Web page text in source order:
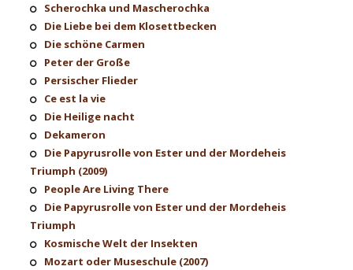
Scherochka und Mascherochka
Die Liebe bei dem Klosettbecken
Die schöne Carmen
Peter der Große
Persischer Flieder
Ce est la vie
Die Heilige nacht
Dekameron
Die Papyrusrolle von Ester und der Mordeheis
Triumph (2009)
People Are Living There
Die Papyrusrolle von Ester und der Mordeheis
Triumph
Kosmische Welt der Insekten
Mozart oder Museschule (2007)